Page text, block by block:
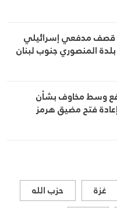
| قصف مدفعي إسرائيلي
المنصوري جنوب لبنان
وسط مخاوف بشأن
فتح مضيق هرمز
غزة
حزب الله